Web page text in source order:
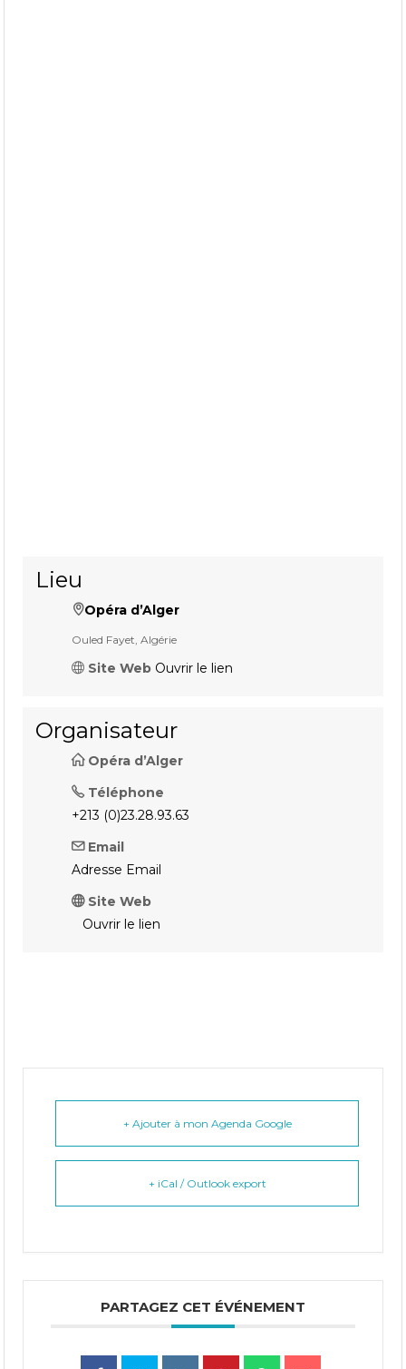
Lieu
Opéra d’Alger
Ouled Fayet, Algérie
Site Web Ouvrir le lien
Organisateur
Opéra d’Alger
Téléphone
+213 (0)23.28.93.63
Email
Adresse Email
Site Web
Ouvrir le lien
+ Ajouter à mon Agenda Google
+ iCal / Outlook export
PARTAGEZ CET ÉVÉNEMENT